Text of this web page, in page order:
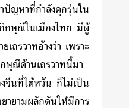
ปัญหาที่กำลังคุกรุ่นใน
กษุณีในเมืองไทย มีผู้
ถรวาทอ้างว่า เพราะ
ษุณีด้านเถรวาทนี้มา
จีนที่ไต้หวัน ก็ไม่เป็น
ยามผลักดันให้มีการ